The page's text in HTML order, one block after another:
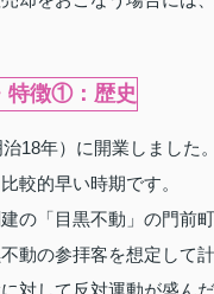
特徴①：歴史
18年）に開業しました。
較的早い時期です。
の「目黒不動」の門前
動の参拝客を想定して
対して反対運動が盛ん